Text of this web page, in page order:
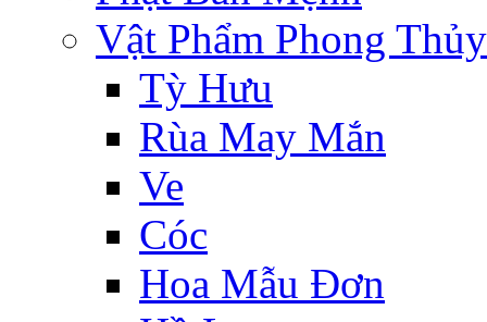
Vật Phẩm Phong Thủy
Tỳ Hưu
Rùa May Mắn
Ve
Cóc
Hoa Mẫu Đơn